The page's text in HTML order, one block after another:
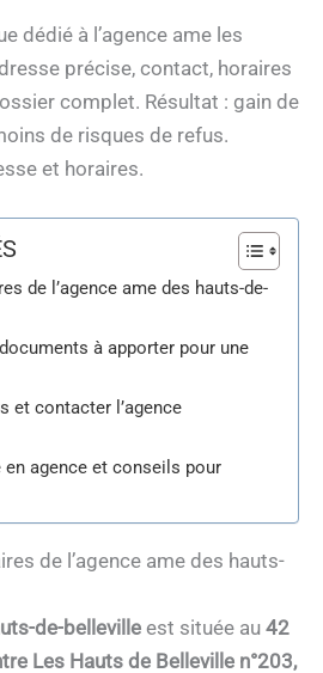
dédié à l’agence ame les
précise, contact, horaires
complet. Résultat : gain de
de risques de refus.
et horaires.
de l’agence ame des hauts-de-
à apporter pour une
et contacter l’agence
agence et conseils pour
de l’agence ame des hauts-
de-belleville est située au 42
Les Hauts de Belleville n°203,